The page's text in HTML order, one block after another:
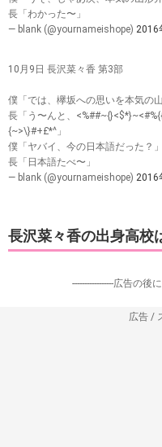
長「わかった〜」
— blank (@yournameishope) 2016
10月9日 長沢菜々香 第3部
僕「では、欅坂への思いを本気の
長「う〜んと、
{~>\}#+£*^」
僕「ヤバイ、今の日本語だった？」
長「日本語たべ〜」
— blank (@yournameishope) 2016
長沢菜々香の出身高校
-----------------広告の後
広告 /